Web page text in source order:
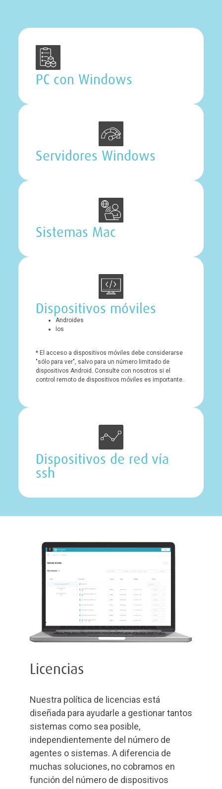
PC con Windows
Servidores Windows
Sistemas Mac
Dispositivos móviles
Androides
Ios
* El acceso a dispositivos móviles debe considerarse
"sólo para ver", salvo para un número limitado de
dispositivos Android. Consulte con nosotros si el
control remoto de dispositivos móviles es importante.
Dispositivos de red vía
ssh
Licencias
Nuestra política de licencias está
diseñada para ayudarle a gestionar tantos
sistemas como sea posible,
independientemente del número de
agentes o sistemas. A diferencia de
muchas soluciones, no cobramos en
función del número de dispositivos